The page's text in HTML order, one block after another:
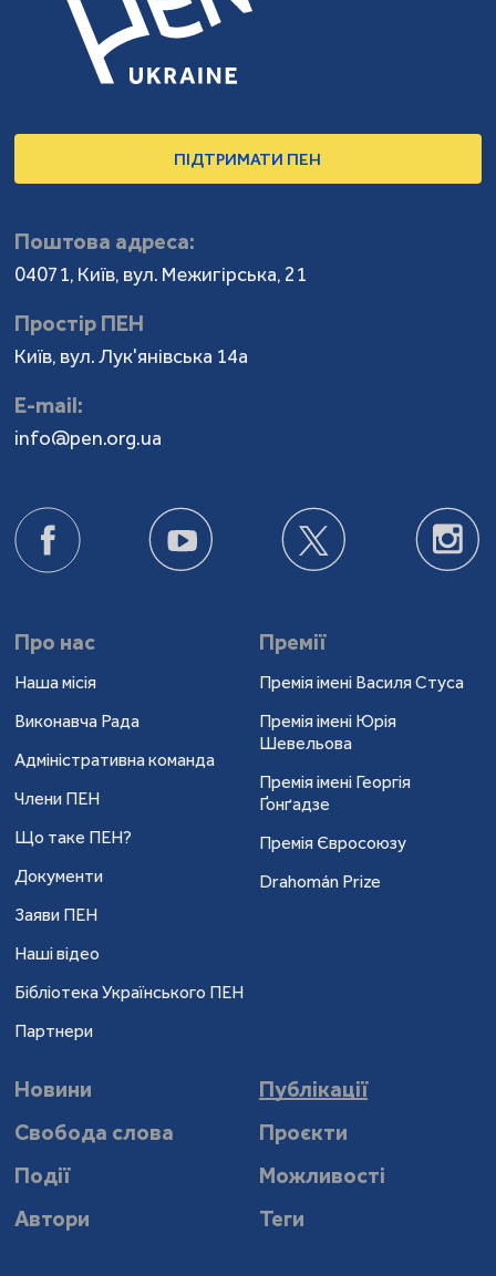
ПІДТРИМАТИ ПЕН
Поштова адреса:
04071, Київ, вул. Межигірська, 21
Простір ПЕН
Київ, вул. Лук'янівська 14а
Е-mail:
info@pen.org.ua
Про нас
Наша місія
Виконавча Рада
Адміністративна команда
Члени ПЕН
Що таке ПЕН?
Документи
Заяви ПЕН
Наші відео
Бібліотека Українського ПЕН
Партнери
Премії
Премія імені Василя Стуса
Премія імені Юрія
Шевельова
Премія імені Георгія
Ґонґадзе
Премія Євросоюзу
Drahomán Prize
Новини
Публікації
Свобода слова
Проєкти
Події
Можливості
Автори
Теги